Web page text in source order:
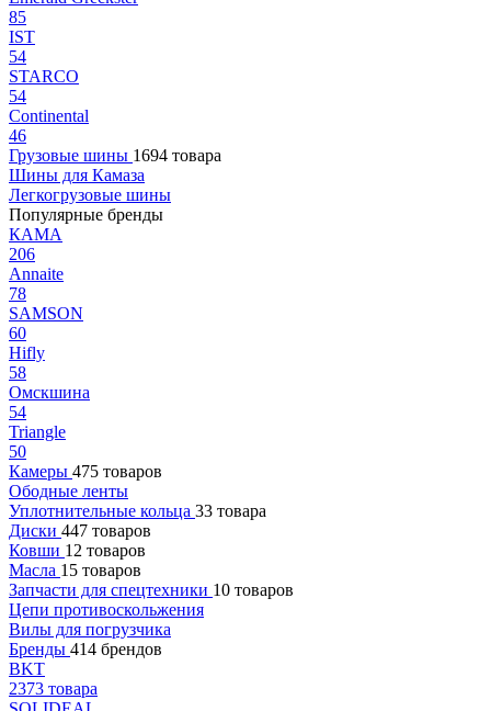
85
IST
54
STARCO
54
Continental
46
Грузовые шины 1694 товара
Шины для Камаза
Легкогрузовые шины
Популярные бренды
КАМА
206
Annaite
78
SAMSON
60
Hifly
58
Омскшина
54
Triangle
50
Камеры 475 товаров
Ободные ленты
Уплотнительные кольца 33 товара
Диски 447 товаров
Ковши 12 товаров
Масла 15 товаров
Запчасти для спецтехники 10 товаров
Цепи противоскольжения
Вилы для погрузчика
Бренды 414 брендов
BKT
2373 товара